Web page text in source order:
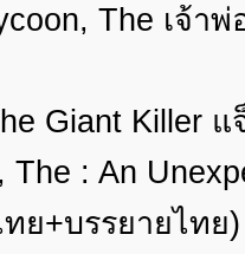
The เจ้า
Giant Killer
The : An
ย+บรรยายไทย)